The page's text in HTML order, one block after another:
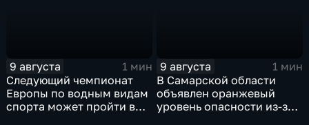
9 августа
1 мин
Следующий чемпионат
Европы по водным видам
спорта может пройти в
9 августа
1 мин
В Самарской области
объявлен оранжевый
уровень опасности из-за